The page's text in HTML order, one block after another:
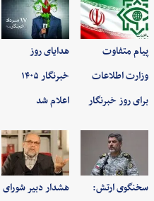
پیام متفاوت
وزارت اطلاعات
برای روز خبرنگار
هدایای روز
خبرنگار ۱۴۰۵
اعلام شد
سخنگوی ارتش: هشدار دبیر شورای